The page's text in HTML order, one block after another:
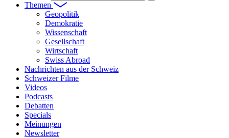
Themen
Geopolitik
Demokratie
Wissenschaft
Gesellschaft
Wirtschaft
Swiss Abroad
Nachrichten aus der Schweiz
Schweizer Filme
Videos
Podcasts
Debatten
Specials
Meinungen
Newsletter